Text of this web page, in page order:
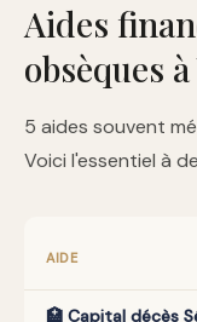
Aides
obsèques
5 aides souvent
Voici l'essentiel à
AIDE
🏥 Capital décès